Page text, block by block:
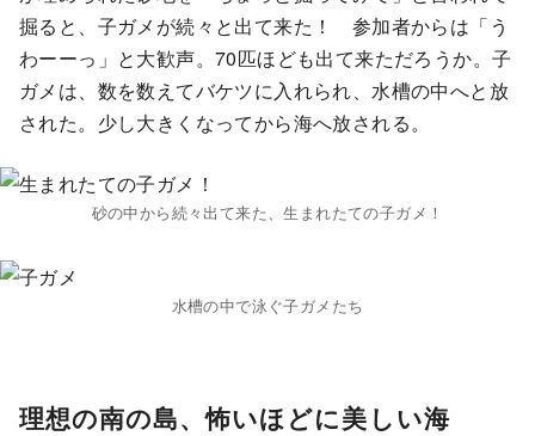
掘ると、子ガメが続々と出て来た！ 参加者からは「う
わーーっ」と大歓声。70匹ほども出て来ただろうか。子
ガメは、数を数えてバケツに入れられ、水槽の中へと放
された。少し大きくなってから海へ放される。
砂の中から続々出て来た、生まれたての子ガメ！
水槽の中で泳ぐ子ガメたち
理想の南の島、怖いほどに美しい海